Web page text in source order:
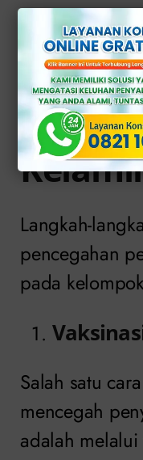
dalam
Langkah-
pencegahan
pada
Salah satu
mencegah
adalah melalui